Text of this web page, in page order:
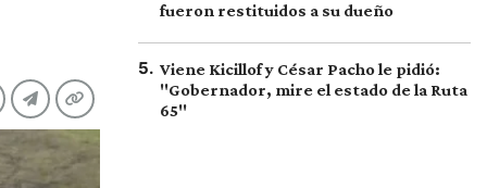
fueron restituidos a su dueño
5. Viene Kicillof y César Pacho le pidió:
"Gobernador, mire el estado de la Ruta
65"